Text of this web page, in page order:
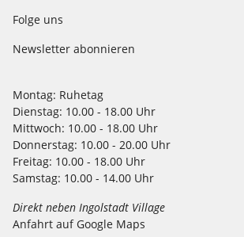
Folge uns
Newsletter abonnieren
Montag: Ruhetag
Dienstag: 10.00 - 18.00 Uhr
Mittwoch: 10.00 - 18.00 Uhr
Donnerstag: 10.00 - 20.00 Uhr
Freitag: 10.00 - 18.00 Uhr
Samstag: 10.00 - 14.00 Uhr
Direkt neben Ingolstadt Village
Anfahrt auf Google Maps